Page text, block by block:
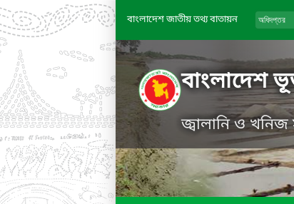
বাংলাদেশ জাতীয় তথ্য বাতায়ন
বাংলাদেশ
জ্বালানি ও